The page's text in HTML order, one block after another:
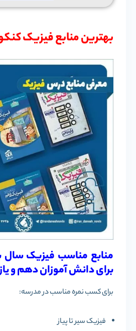
بهترین منابع فیزیک
منابع مناسب فیزیک
برای دانش آموزان دهم و
برای کسب نمره مناسب در مدرسه:
فیزیک سیر تا پیاز